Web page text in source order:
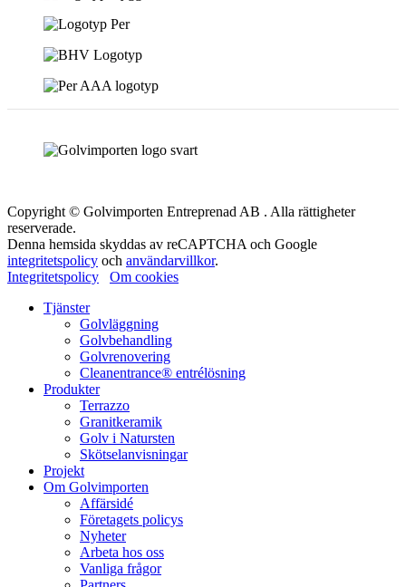
Copyright © Golvimporten Entreprenad AB . Alla rättigheter
reserverade.
Denna hemsida skyddas av reCAPTCHA och Google
integritetspolicy och användarvillkor.
Integritetspolicy
Om cookies
Tjänster
Golvläggning
Golvbehandling
Golvrenovering
Cleanentrance® entrélösning
Produkter
Terrazzo
Granitkeramik
Golv i Natursten
Skötselanvisningar
Projekt
Om Golvimporten
Affärsidé
Företagets policys
Nyheter
Arbeta hos oss
Vanliga frågor